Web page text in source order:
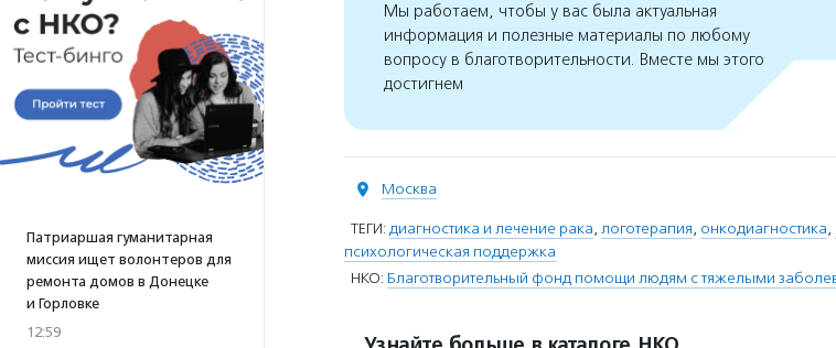
Патриаршая гуманитарная
миссия ищет волонтеров для
ремонта домов в Донецке
и Горловке
12:59
Мы работаем, чтобы у вас была актуальная
информация и полезные материалы по любому
вопросу в благотворительности. Вместе мы этого
достигнем
Москва
ТЕГИ: диагностика и лечение рака, логотерапия, онкодиагностика,
психологическая поддержка
НКО: Благотворительный фонд помощи людям с тяжелыми